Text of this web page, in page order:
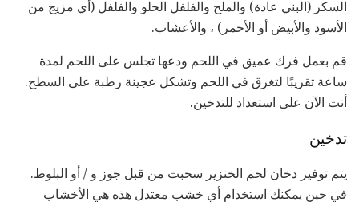
السكر (البني عادة) والملح والفلفل الحلو والفلفل (أي مزيج من
الأسود والأبيض أو الأحمر) ، والأعشاب.
قم بعمل فرك عميق في اللحم ودعها تجلس على اللحم لمدة
ساعة تقريبًا لتغرق في اللحم وتشكل عجينة رطبة على السطح.
أنت الآن على استعداد للتدخين.
تدخين
يتم توفير دخان لحم الخنزير سحبت من قبل جوز و / أو البلوط.
في حين يمكنك استخدام أي خشب معتدل هذه هي الأخشاب